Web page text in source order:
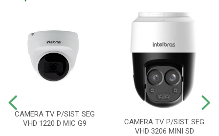
CAMERA TV P/SIST. SEG
VHD 1220 D MIC G9
CAMERA TV P/SIST. SEG
VHD 3206 MINI SD